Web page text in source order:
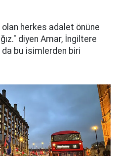
olan herkes adalet önüne
diyen Amar, İngiltere
da bu isimlerden biri